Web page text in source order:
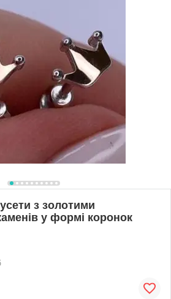
з золотими
у формі коронок